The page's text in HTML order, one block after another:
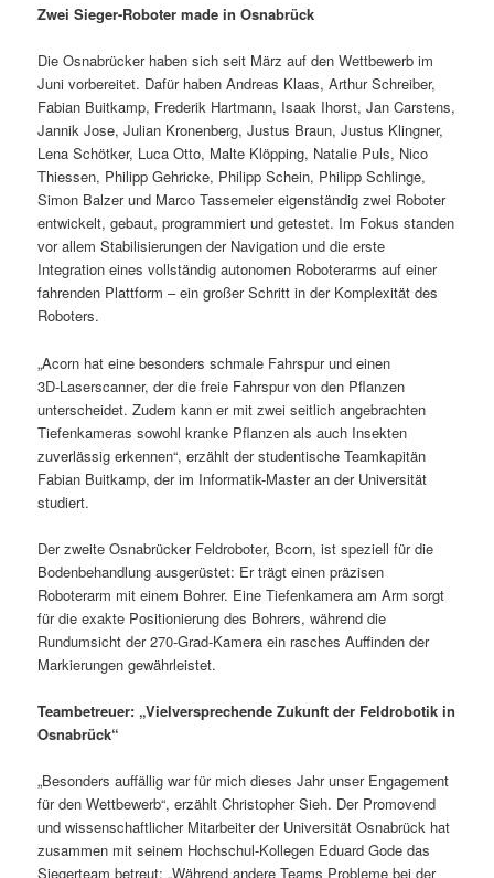
Zwei Sieger-Roboter made in Osnabrück
Die Osnabrücker haben sich seit März auf den Wettbewerb im
Juni vorbereitet. Dafür haben Andreas Klaas, Arthur Schreiber,
Fabian Buitkamp, Frederik Hartmann, Isaak Ihorst, Jan Carstens,
Jannik Jose, Julian Kronenberg, Justus Braun, Justus Klingner,
Lena Schötker, Luca Otto, Malte Klöpping, Natalie Puls, Nico
Thiessen, Philipp Gehricke, Philipp Schein, Philipp Schlinge,
Simon Balzer und Marco Tassemeier eigenständig zwei Roboter
entwickelt, gebaut, programmiert und getestet. Im Fokus standen
vor allem Stabilisierungen der Navigation und die erste
Integration eines vollständig autonomen Roboterarms auf einer
fahrenden Plattform – ein großer Schritt in der Komplexität des
Roboters.
„Acorn hat eine besonders schmale Fahrspur und einen
3D‑Laserscanner, der die freie Fahrspur von den Pflanzen
unterscheidet. Zudem kann er mit zwei seitlich angebrachten
Tiefenkameras sowohl kranke Pflanzen als auch Insekten
zuverlässig erkennen“, erzählt der studentische Teamkapitän
Fabian Buitkamp, der im Informatik-Master an der Universität
studiert.
Der zweite Osnabrücker Feldroboter, Bcorn, ist speziell für die
Bodenbehandlung ausgerüstet: Er trägt einen präzisen
Roboterarm mit einem Bohrer. Eine Tiefenkamera am Arm sorgt
für die exakte Positionierung des Bohrers, während die
Rundumsicht der 270‑Grad‑Kamera ein rasches Auffinden der
Markierungen gewährleistet.
Teambetreuer: „Vielversprechende Zukunft der Feldrobotik in
Osnabrück“
„Besonders auffällig war für mich dieses Jahr unser Engagement
für den Wettbewerb“, erzählt Christopher Sieh. Der Promovend
und wissenschaftlicher Mitarbeiter der Universität Osnabrück hat
zusammen mit seinem Hochschul-Kollegen Eduard Gode das
Siegerteam betreut: „Während andere Teams Probleme bei der